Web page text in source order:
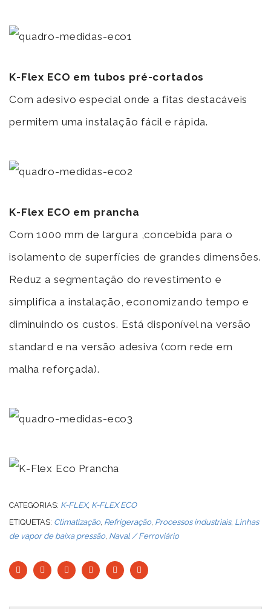
K-Flex ECO em tubos pré-cortados
Com adesivo especial onde a fitas destacáveis
permitem uma instalação fácil e rápida.
K-Flex ECO em prancha
Com 1000 mm de largura ,concebida para o
isolamento de superfícies de grandes dimensões.
Reduz a segmentação do revestimento e
simplifica a instalação, economizando tempo e
diminuindo os custos. Está disponível na versão
standard e na versão adesiva (com rede em
malha reforçada).
CATEGORIAS: K-FLEX, K-FLEX ECO
ETIQUETAS: Climatização, Refrigeração, Processos industriais, Linhas
de vapor de baixa pressão, Naval / Ferroviário